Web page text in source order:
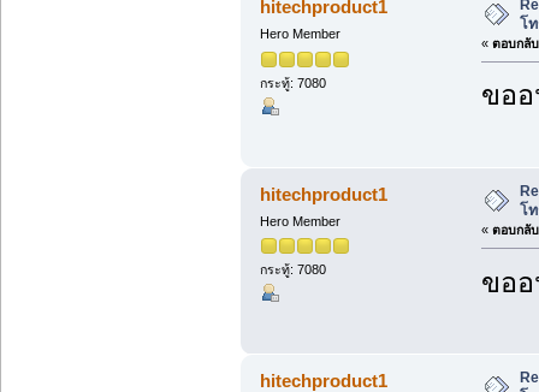
hitechproduct1
Hero Member
กระทู้: 7080
โท
« ตอบกลั
ขอ
hitechproduct1
Hero Member
กระทู้: 7080
โท
« ตอบกลั
ขอ
hitechproduct1